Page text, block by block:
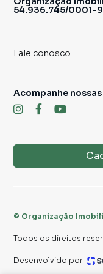
54.936.745/0001-
Fale conosco
Acompanhe
© Organização
Todos os direitos
Desenvolvido por